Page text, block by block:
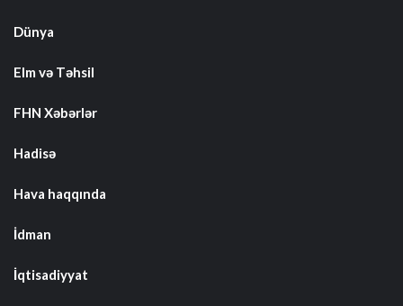
Dünya
Elm və Təhsil
FHN Xəbərlər
Hadisə
Hava haqqında
İdman
İqtisadiyyat